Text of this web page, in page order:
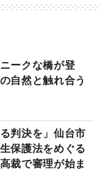
ークな橋が登
自然と触れ合う
判決を」仙台市
保護法をめぐる
裁で審理が始ま